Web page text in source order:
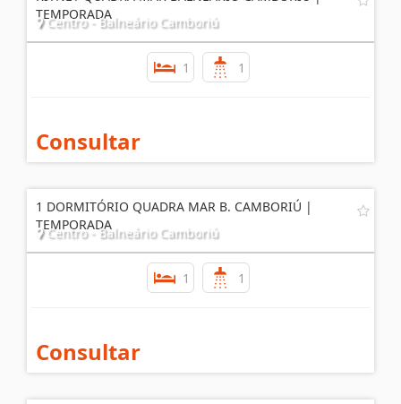
KITNET QUADRA MAR BALNEÁRIO CAMBORIÚ |
Consultar
1 DORMITÓRIO QUADRA MAR B. CAMBORIÚ |